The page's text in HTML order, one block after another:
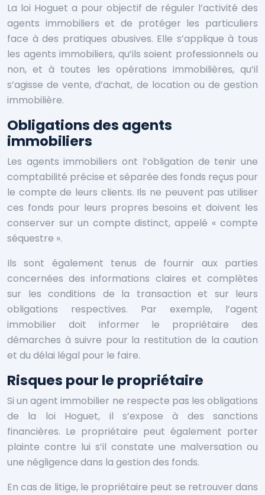
La loi Hoguet a pour objectif de réguler l’activité des
agents immobiliers et de protéger les particuliers
face à des pratiques abusives. Elle s’applique à tous
les agents immobiliers, qu’ils soient professionnels ou
non, et à toutes les opérations immobilières, qu’il
s’agisse de vente, d’achat, de location ou de gestion
immobilière.
Obligations des agents
immobiliers
Les agents immobiliers ont l’obligation de tenir une
comptabilité précise et séparée des fonds reçus pour
le compte de leurs clients. Ils ne peuvent pas utiliser
ces fonds pour leurs propres besoins et doivent les
conserver sur un compte distinct, appelé « compte
séquestre ».
Ils sont également tenus de fournir aux parties
concernées des informations claires et complètes
sur les conditions de la transaction et sur leurs
obligations respectives. Par exemple, l’agent
immobilier doit informer le propriétaire des
démarches à suivre pour la restitution de la caution
et du délai légal pour le faire.
Risques pour le propriétaire
Si un agent immobilier ne respecte pas les obligations
de la loi Hoguet, il s’expose à des sanctions
financières. Le propriétaire peut également porter
plainte contre lui s’il constate une malversation ou
une négligence dans la gestion des fonds.
En cas de litige, le propriétaire peut se retrouver dans